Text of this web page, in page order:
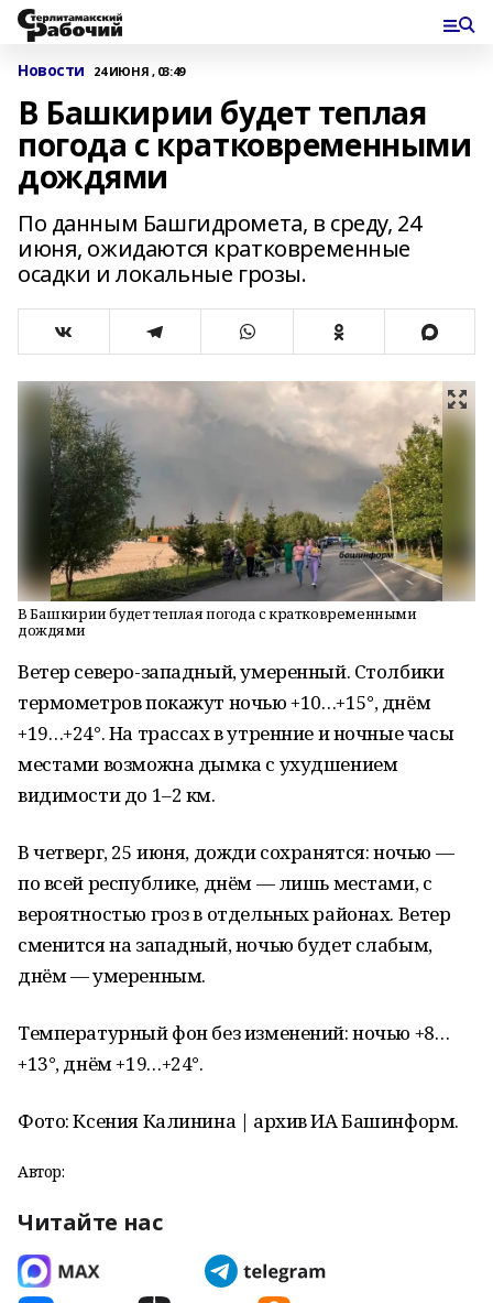
Новости 24 ИЮНЯ , 03:49
В Башкирии будет теплая
погода с кратковременными
дождями
По данным Башгидромета, в среду, 24
июня, ожидаются кратковременные
осадки и локальные грозы.
В Башкирии будет теплая погода с кратковременными
дождями
Ветер северо-западный, умеренный. Столбики
термометров покажут ночью +10…+15°, днём
+19…+24°. На трассах в утренние и ночные часы
местами возможна дымка с ухудшением
видимости до 1–2 км.
В четверг, 25 июня, дожди сохранятся: ночью —
по всей республике, днём — лишь местами, с
вероятностью гроз в отдельных районах. Ветер
сменится на западный, ночью будет слабым,
днём — умеренным.
Температурный фон без изменений: ночью +8…
+13°, днём +19…+24°.
Фото: Ксения Калинина | архив ИА Башинформ.
Автор:
Читайте нас